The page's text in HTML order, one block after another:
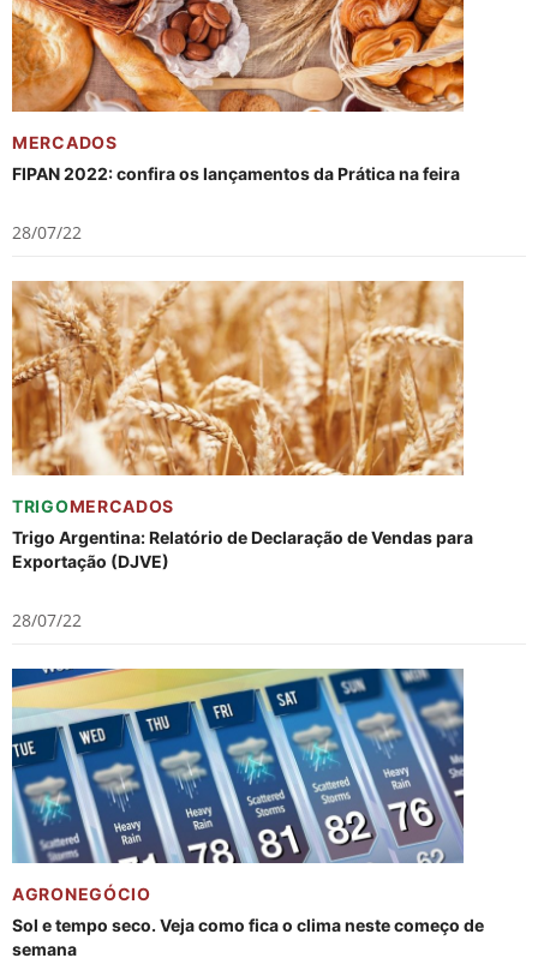
MERCADOS
FIPAN 2022: confira os lançamentos da Prática na feira
28/07/22
TRIGOMERCADOS
Trigo Argentina: Relatório de Declaração de Vendas para
Exportação (DJVE)
28/07/22
AGRONEGÓCIO
Sol e tempo seco. Veja como fica o clima neste começo de
semana